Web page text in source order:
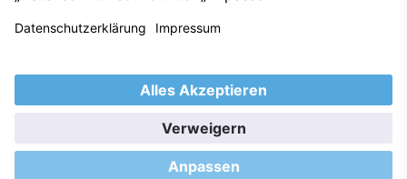
DatenschutzImpressumTechniklexikon
Barrierefreiheitserklärung